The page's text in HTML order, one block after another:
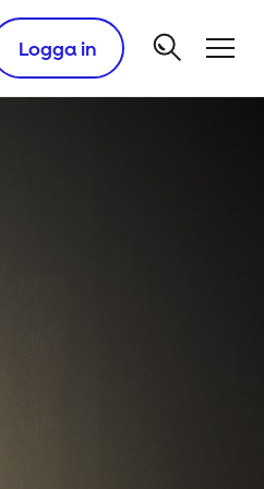
Logga in